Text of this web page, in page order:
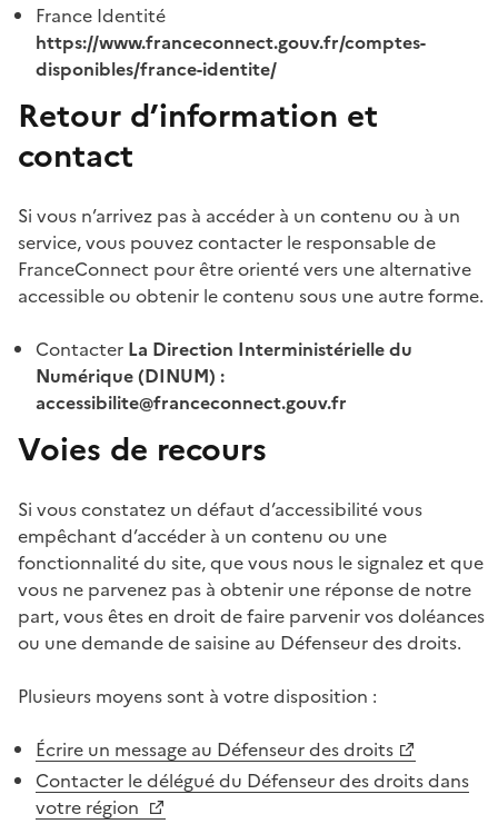
France Identité
https://www.franceconnect.gouv.fr/comptes-
disponibles/france-identite/
Retour d’information et
contact
Si vous n’arrivez pas à accéder à un contenu ou à un
service, vous pouvez contacter le responsable de
FranceConnect pour être orienté vers une alternative
accessible ou obtenir le contenu sous une autre forme.
Contacter La Direction Interministérielle du
Numérique (DINUM) :
accessibilite@franceconnect.gouv.fr
Voies de recours
Si vous constatez un défaut d’accessibilité vous
empêchant d’accéder à un contenu ou une
fonctionnalité du site, que vous nous le signalez et que
vous ne parvenez pas à obtenir une réponse de notre
part, vous êtes en droit de faire parvenir vos doléances
ou une demande de saisine au Défenseur des droits.
Plusieurs moyens sont à votre disposition :
Écrire un message au Défenseur des droits
Contacter le délégué du Défenseur des droits dans
votre région